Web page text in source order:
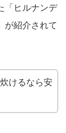
「ヒルナンデ
が紹介されて
けるなら安